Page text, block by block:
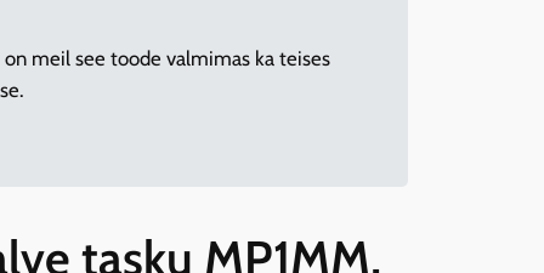
meil see toode valmimas ka teises
tasku MP1MM,